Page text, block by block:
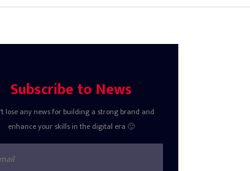
Subscribe to News
lose any news for building a strong brand and
enhance your skills in the digital era 🙂